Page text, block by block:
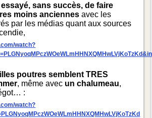
essayé, sans succès, de faire
moins anciennes avec les
par les médias quant aux sources
watch?
poutres semblent TRES
, même avec un chalumeau,
:
watch?